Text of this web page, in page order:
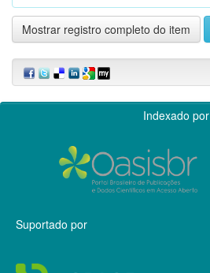
Mostrar registro completo do item
Indexado por
Suportado por